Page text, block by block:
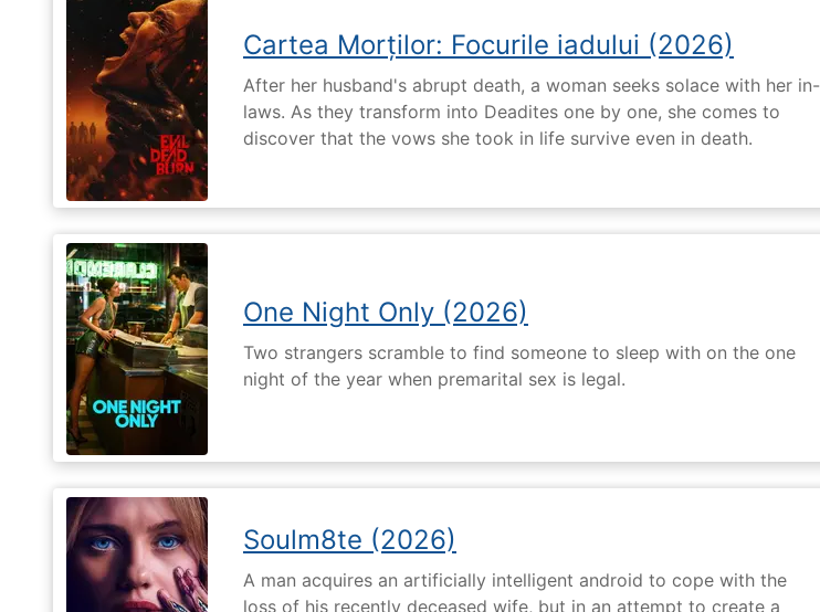
Cartea Morților: Focurile iadului (2026)
After her husband's abrupt death, a woman seeks solace with her in-
laws. As they transform into Deadites one by one, she comes to
discover that the vows she took in life survive even in death.
One Night Only (2026)
Two strangers scramble to find someone to sleep with on the one
night of the year when premarital sex is legal.
Soulm8te (2026)
A man acquires an artificially intelligent android to cope with the
loss of his recently deceased wife, but in an attempt to create a